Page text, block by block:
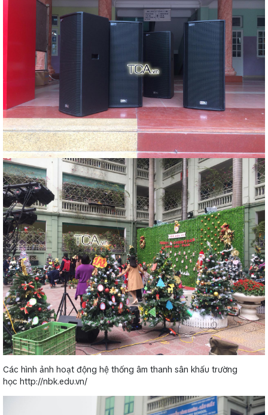
Các hình ảnh hoạt động hệ thống âm thanh sân khấu trường
học http://nbk.edu.vn/